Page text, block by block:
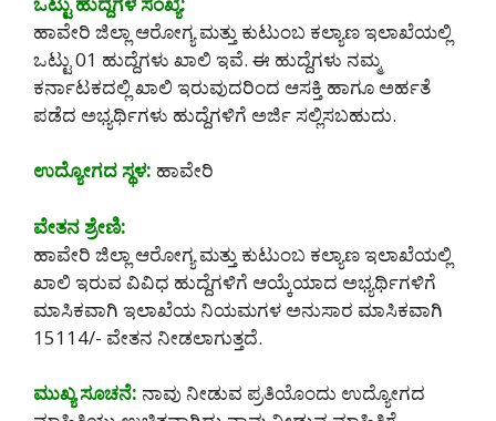
ಹಾವೇರಿ ಜಿಲ್ಲಾ ಆರೋಗ್ಯ ಮತ್ತು ಕುಟುಂಬ ಕಲ್ಯಾಣ ಇಲಾಖೆಯಲ್ಲಿ
ಒಟ್ಟು 01 ಹುದ್ದೆಗಳು ಖಾಲಿ ಇವೆ. ಈ ಹುದ್ದೆಗಳು ನಮ್ಮ
ಕರ್ನಾಟಕದಲ್ಲಿ ‌ಖಾಲಿ ಇರುವುದರಿಂದ ಆಸಕ್ತಿ ಹಾಗೂ ಅರ್ಹತೆ
ಪಡೆದ ಅಭ್ಯರ್ಥಿಗಳು ಹುದ್ದೆಗಳಿಗೆ ಅರ್ಜಿ ಸಲ್ಲಿಸಬಹುದು.
ಉದ್ಯೋಗದ ಸ್ಥಳ: ಹಾವೇರಿ
ವೇತನ ಶ್ರೇಣಿ:
ಹಾವೇರಿ ಜಿಲ್ಲಾ ಆರೋಗ್ಯ ಮತ್ತು ಕುಟುಂಬ ಕಲ್ಯಾಣ ಇಲಾಖೆಯಲ್ಲಿ
ಖಾಲಿ ಇರುವ ವಿವಿಧ ಹುದ್ದೆಗಳಿಗೆ ಆಯ್ಕೆಯಾದ ಅಭ್ಯರ್ಥಿಗಳಿಗೆ
ಮಾಸಿಕವಾಗಿ ಇಲಾಖೆಯ ನಿಯಮಗಳ ಅನುಸಾರ ಮಾಸಿಕವಾಗಿ
15114/- ವೇತನ ನೀಡಲಾಗುತ್ತದೆ.
ಮುಖ್ಯ ಸೂಚನೆ: ನಾವು ನೀಡುವ ಪ್ರತಿಯೊಂದು ಉದ್ಯೋಗದ